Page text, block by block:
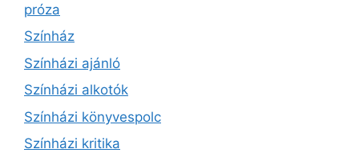
próza
Színház
Színházi ajánló
Színházi alkotók
Színházi könyvespolc
Színházi kritika